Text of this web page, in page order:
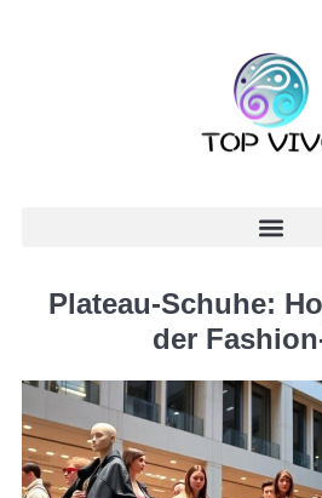
Plateau-Schuhe:
der